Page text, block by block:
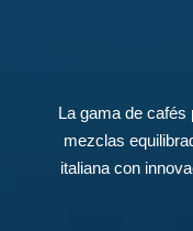
La gama de
mezclas
italiana con